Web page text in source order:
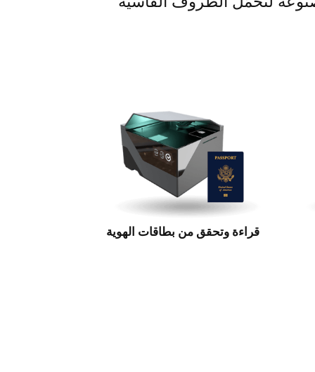
قراءة وتحقق من بطاقات الهوية